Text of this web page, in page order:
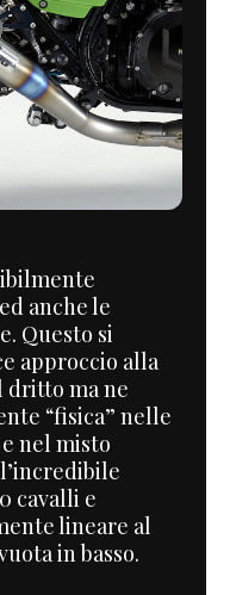
anche le
Questo si
approccio alla
dritto ma ne
“fisica” nelle
nel misto
cavalli e
lineare al
in basso.